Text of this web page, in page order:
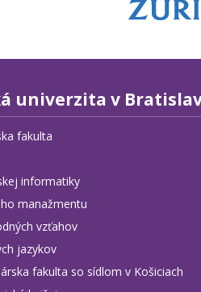
univerzita v
fakulta
informatiky
manažmentu
vzťahov
jazykov
fakulta so sídlom v Košiciach